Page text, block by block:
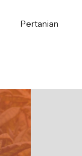
Pertanian